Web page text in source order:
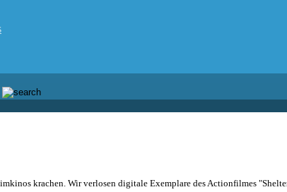
krachen. Wir verlosen digitale Exemplare des Actionfilmes